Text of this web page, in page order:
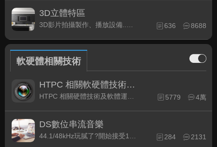
3D立體特區
3D影片拍攝製作、播放設備..等相關討論 636 8688
軟硬體相關技術
HTPC 相關軟硬體技術及運用
5779 4萬
DS數位串流音樂
284 2131